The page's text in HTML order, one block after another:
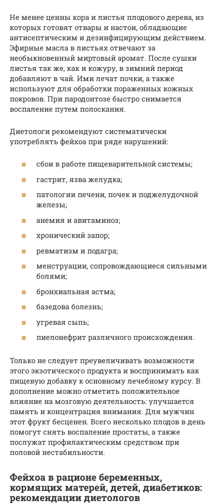
Не менее ценны кора и листья плодового дерева, из
которых готовят отвары и настои, обладающие
антисептическим и дезинфицирующим действием.
Эфирные масла в листьях отвечают за
необыкновенный миртовый аромат. После сушки
листья так же, как и кожуру, в зимний период
добавляют в чай. Ими лечат почки, а также
используют для обработки пораженных кожных
покровов. При пародонтозе быстро снимается
воспаление путем полоскания.
Диетологи рекомендуют систематически
употреблять фейхоа при ряде нарушений:
сбои в работе пищеварительной системы;
гастрит, язва желудка;
патологии печени, почек и поджелудочной
железы;
анемия и авитаминоз;
хронический запор;
ревматизм и подагра;
менструации, сопровождающиеся сильными
болями;
бронхиальная астма;
базедова болезнь;
угревая сыпь;
пиелонефрит различного происхождения.
Только не следует преувеличивать возможности
этого экзотического продукта и воспринимать как
пищевую добавку к основному лечебному курсу. В
дополнение можно отметить положительное
влияние на мозговую деятельность: улучшается
память и концентрация внимания. Для мужчин
этот фрукт бесценен. Всего несколько плодов в день
помогут снять воспаление простаты, а также
послужат профилактическим средством при
половой нестабильности.
Фейхоа в рационе беременных,
кормящих матерей, детей, диабетиков:
рекомендации диетологов